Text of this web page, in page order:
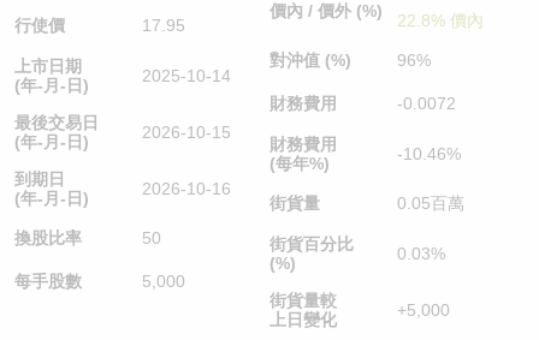
行使價 17.95
上市日期
(年-月-日)
2025-10-14
最後交易日
(年-月-日)
2026-10-15
到期日
(年-月-日)
2026-10-16
換股比率 50
每手股數 5,000
價內 / 價外 (%) 22.8% 價內
對沖值 (%) 96%
財務費用 -0.0072
財務費用
(每年%)
-10.46%
街貨量 0.05百萬
街貨百分比
(%)
0.03%
街貨量較
上日變化
+5,000